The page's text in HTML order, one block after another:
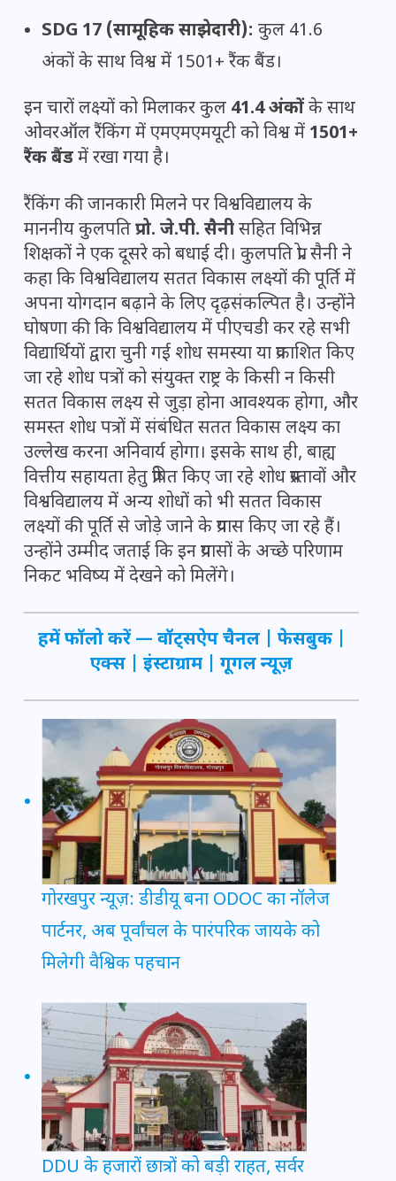
SDG 17 (सामूहिक साझेदारी): कुल 41.6
अंकों के साथ विश्व में 1501+ रैंक बैंड।
इन चारों लक्ष्यों को मिलाकर कुल 41.4 अंकोंके साथ
ओवरऑल रैंकिंग में एमएमएमयूटी को विश्व में 1501+
रैंक बैंडमें रखा गया है।
रैंकिंग की जानकारी मिलने पर विश्वविद्यालय के
माननीय कुलपतिप्रो. जे.पी. सैनीसहित विभिन्न
शिक्षकों ने एक दूसरे को बधाई दी। कुलपति प्रो. सैनी ने
कहा कि विश्वविद्यालय सतत विकास लक्ष्यों की पूर्ति में
अपना योगदान बढ़ाने के लिए दृढ़संकल्पित है। उन्होंने
घोषणा की कि विश्वविद्यालय में पीएचडी कर रहे सभी
विद्यार्थियों द्वारा चुनी गई शोध समस्या या प्रकाशित किए
जा रहे शोध पत्रों को संयुक्त राष्ट्र के किसी न किसी
सतत विकास लक्ष्य से जुड़ा होना आवश्यक होगा, और
समस्त शोध पत्रों में संबंधित सतत विकास लक्ष्य का
उल्लेख करना अनिवार्य होगा। इसके साथ ही, बाह्य
वित्तीय सहायता हेतु प्रेषित किए जा रहे शोध प्रस्तावों और
विश्वविद्यालय में अन्य शोधों को भी सतत विकास
लक्ष्यों की पूर्ति से जोड़े जाने के प्रयास किए जा रहे हैं।
उन्होंने उम्मीद जताई कि इन प्रयासों के अच्छे परिणाम
निकट भविष्य में देखने को मिलेंगे।
हमें फॉलो करें — वॉट्सऐप चैनल फेसबुक
एक्स
इंस्टाग्राम गूगल न्यूज़
गोरखपुर न्यूज़: डीडीयू बना ODOC का नॉलेज
पार्टनर, अब पूर्वांचल के पारंपरिक जायके को
मिलेगी वैश्विक पहचान
DDU के हजारों छात्रों को बड़ी राहत, सर्वर